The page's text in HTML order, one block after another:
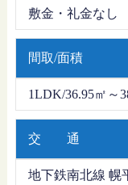
敷金・礼金なし
間取/面積
1LDK/36.95㎡～
交 通
地下鉄南北線 幌